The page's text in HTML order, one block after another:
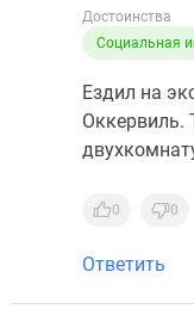
Достоинства
Социальная
Ездил на
Оккервиль.
0 0
Ответить